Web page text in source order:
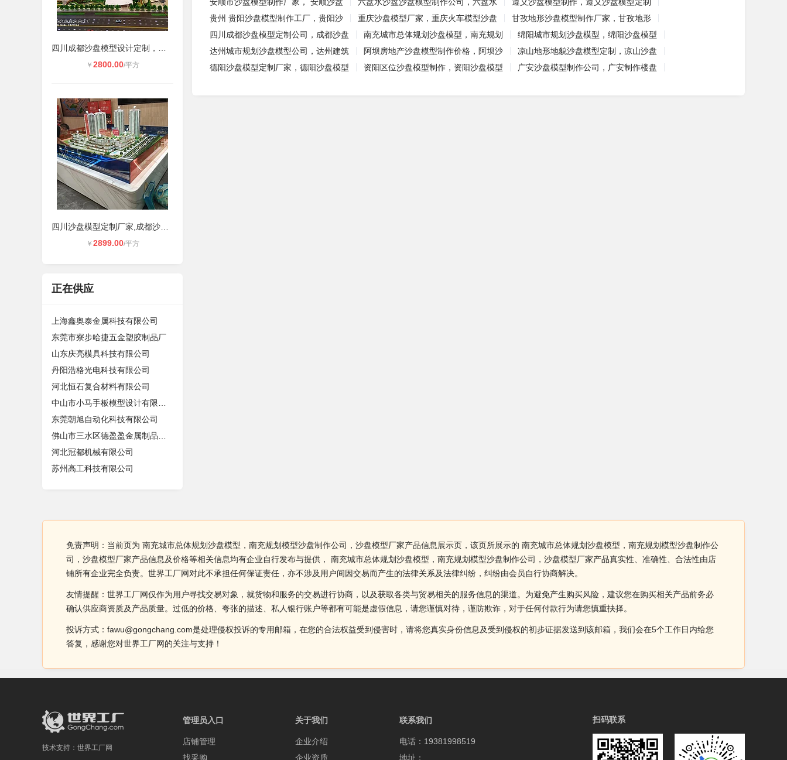
￥ 2800.00/平方
￥ 2899.00/平方
正在供应
上海鑫奥泰金属科技有限公司
东莞市寮步哈捷五金塑胶制品厂
山东庆亮模具科技有限公司
丹阳浩格光电科技有限公司
河北恒石复合材料有限公司
东莞朝旭自动化科技有限公司
河北冠都机械有限公司
苏州高工科技有限公司
贵州 贵阳沙盘模型制作工厂，贵阳沙
重庆沙盘模型厂家，重庆火车模型沙盘
甘孜地形沙盘模型制作厂家，甘孜地形
四川成都沙盘模型定制公司，成都沙盘
南充城市总体规划沙盘模型，南充规划
绵阳城市规划沙盘模型，绵阳沙盘模型
达州城市规划沙盘模型公司，达州建筑
阿坝房地产沙盘模型制作价格，阿坝沙
凉山地形地貌沙盘模型定制，凉山沙盘
德阳沙盘模型定制厂家，德阳沙盘模型
资阳区位沙盘模型制作，资阳沙盘模型 广安沙盘模型制作公司，广安制作楼盘
免责声明：当前页为 南充城市总体规划沙盘模型，南充规划模型沙盘制作公司，沙盘模型厂家产品信息展示页，该页所展示的 南充城市总体规划沙盘模型，南充规划模型沙盘制作公
司，沙盘模型厂家产品信息及价格等相关信息均有企业自行发布与提供， 南充城市总体规划沙盘模型，南充规划模型沙盘制作公司，沙盘模型厂家产品真实性、准确性、合法性由店
铺所有企业完全负责。世界工厂网对此不承担任何保证责任，亦不涉及用户间因交易而产生的法律关系及法律纠纷，纠纷由会员自行协商解决。
友情提醒：世界工厂网仅作为用户寻找交易对象，就货物和服务的交易进行协商，以及获取各类与贸易相关的服务信息的渠道。为避免产生购买风险，建议您在购买相关产品前务必
确认供应商资质及产品质量。过低的价格、夸张的描述、私人银行账户等都有可能是虚假信息，请您谨慎对待，谨防欺诈，对于任何付款行为请您慎重抉择。
投诉方式：fawu@gongchang.com是处理侵权投诉的专用邮箱，在您的合法权益受到侵害时，请将您真实身份信息及受到侵权的初步证据发送到该邮箱，我们会在5个工作日内给您
答复，感谢您对世界工厂网的关注与支持！
技术支持： 世界工厂网
管理员入口
店铺管理
找采购
关于我们
企业介绍
企业资质
联系我们
电话：19381998519
地址：
扫码联系